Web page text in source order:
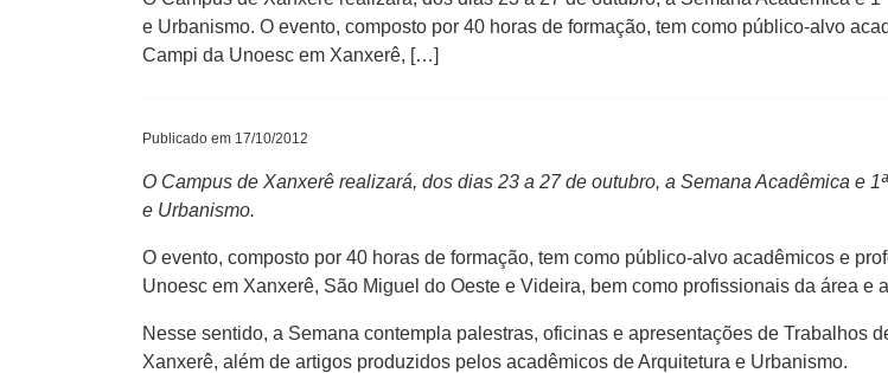
e Urbanismo. O evento, composto por 40 horas de formação, tem como público-alvo
Campi da Unoesc em Xanxerê, […]
Publicado em 17/10/2012
O Campus de Xanxerê realizará, dos dias 23 a 27 de outubro, a Semana Acadêmica e
e Urbanismo.
O evento, composto por 40 horas de formação, tem como público-alvo acadêmicos e
Unoesc em Xanxerê, São Miguel do Oeste e Videira, bem como profissionais da área e
Nesse sentido, a Semana contempla palestras, oficinas e apresentações de Trabalhos
Xanxerê, além de artigos produzidos pelos acadêmicos de Arquitetura e Urbanismo.